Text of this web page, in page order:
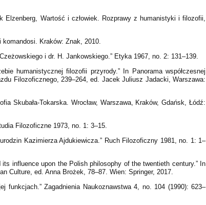
Elzenberg, Wartość i człowiek. Rozprawy z humanistyki i filozofii,
Kraków: Znak, 2010.
i dr. H. Jankowskiego.” Etyka 1967, no. 2: 131–139.
humanistycznej filozofii przyrody.” In Panorama współczesnej
Filozoficznego, 239–264, ed. Jacek Juliusz Jadacki, Warszawa:
Skubała-Tokarska. Wrocław, Warszawa, Kraków, Gdańsk, Łódź:
Filozoficzne 1973, no. 1: 3–15.
Kazimierza Ajdukiewicza.” Ruch Filozoficzny 1981, no. 1: 1–
influence upon the Polish philosophy of the twentieth century.” In
Culture, ed. Anna Brożek, 78–87. Wien: Springer, 2017.
funkcjach.” Zagadnienia Naukoznawstwa 4, no. 104 (1990): 623–